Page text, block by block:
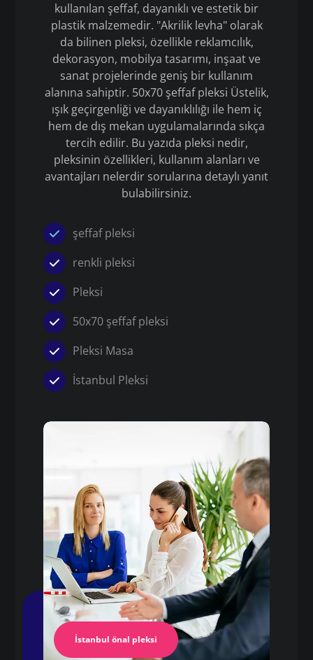
İstanbul önal pleksi
kullanılan şeffaf, dayanıklı ve estetik bir
plastik malzemedir. "Akrilik levha" olarak
da bilinen pleksi, özellikle reklamcılık,
dekorasyon, mobilya tasarımı, inşaat ve
sanat projelerinde geniş bir kullanım
alanına sahiptir. 50x70 şeffaf pleksi Üstelik,
ışık geçirgenliği ve dayanıklılığı ile hem iç
hem de dış mekan uygulamalarında sıkça
tercih edilir. Bu yazıda pleksi nedir,
pleksinin özellikleri, kullanım alanları ve
avantajları nelerdir sorularına detaylı yanıt
bulabilirsiniz.
şeffaf pleksi
renkli pleksi
Pleksi
50x70 şeffaf pleksi
Pleksi Masa
İstanbul Pleksi